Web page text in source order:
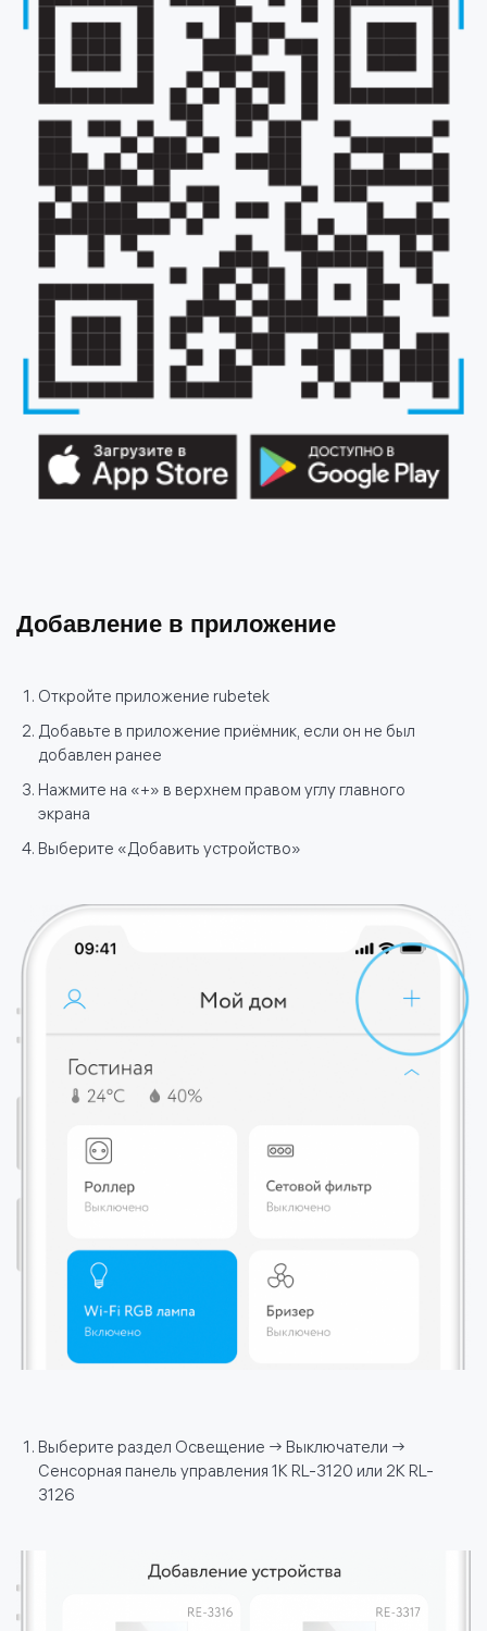
Добавление в приложение
Откройте приложение rubetek
Добавьте в приложение приёмник, если он не был
добавлен ранее
Нажмите на «+» в верхнем правом углу главного
экрана
Выберите «Добавить устройство»
Выберите раздел Освещение → Выключатели →
Сенсорная панель управления 1К RL-3120 или 2К RL-
3126